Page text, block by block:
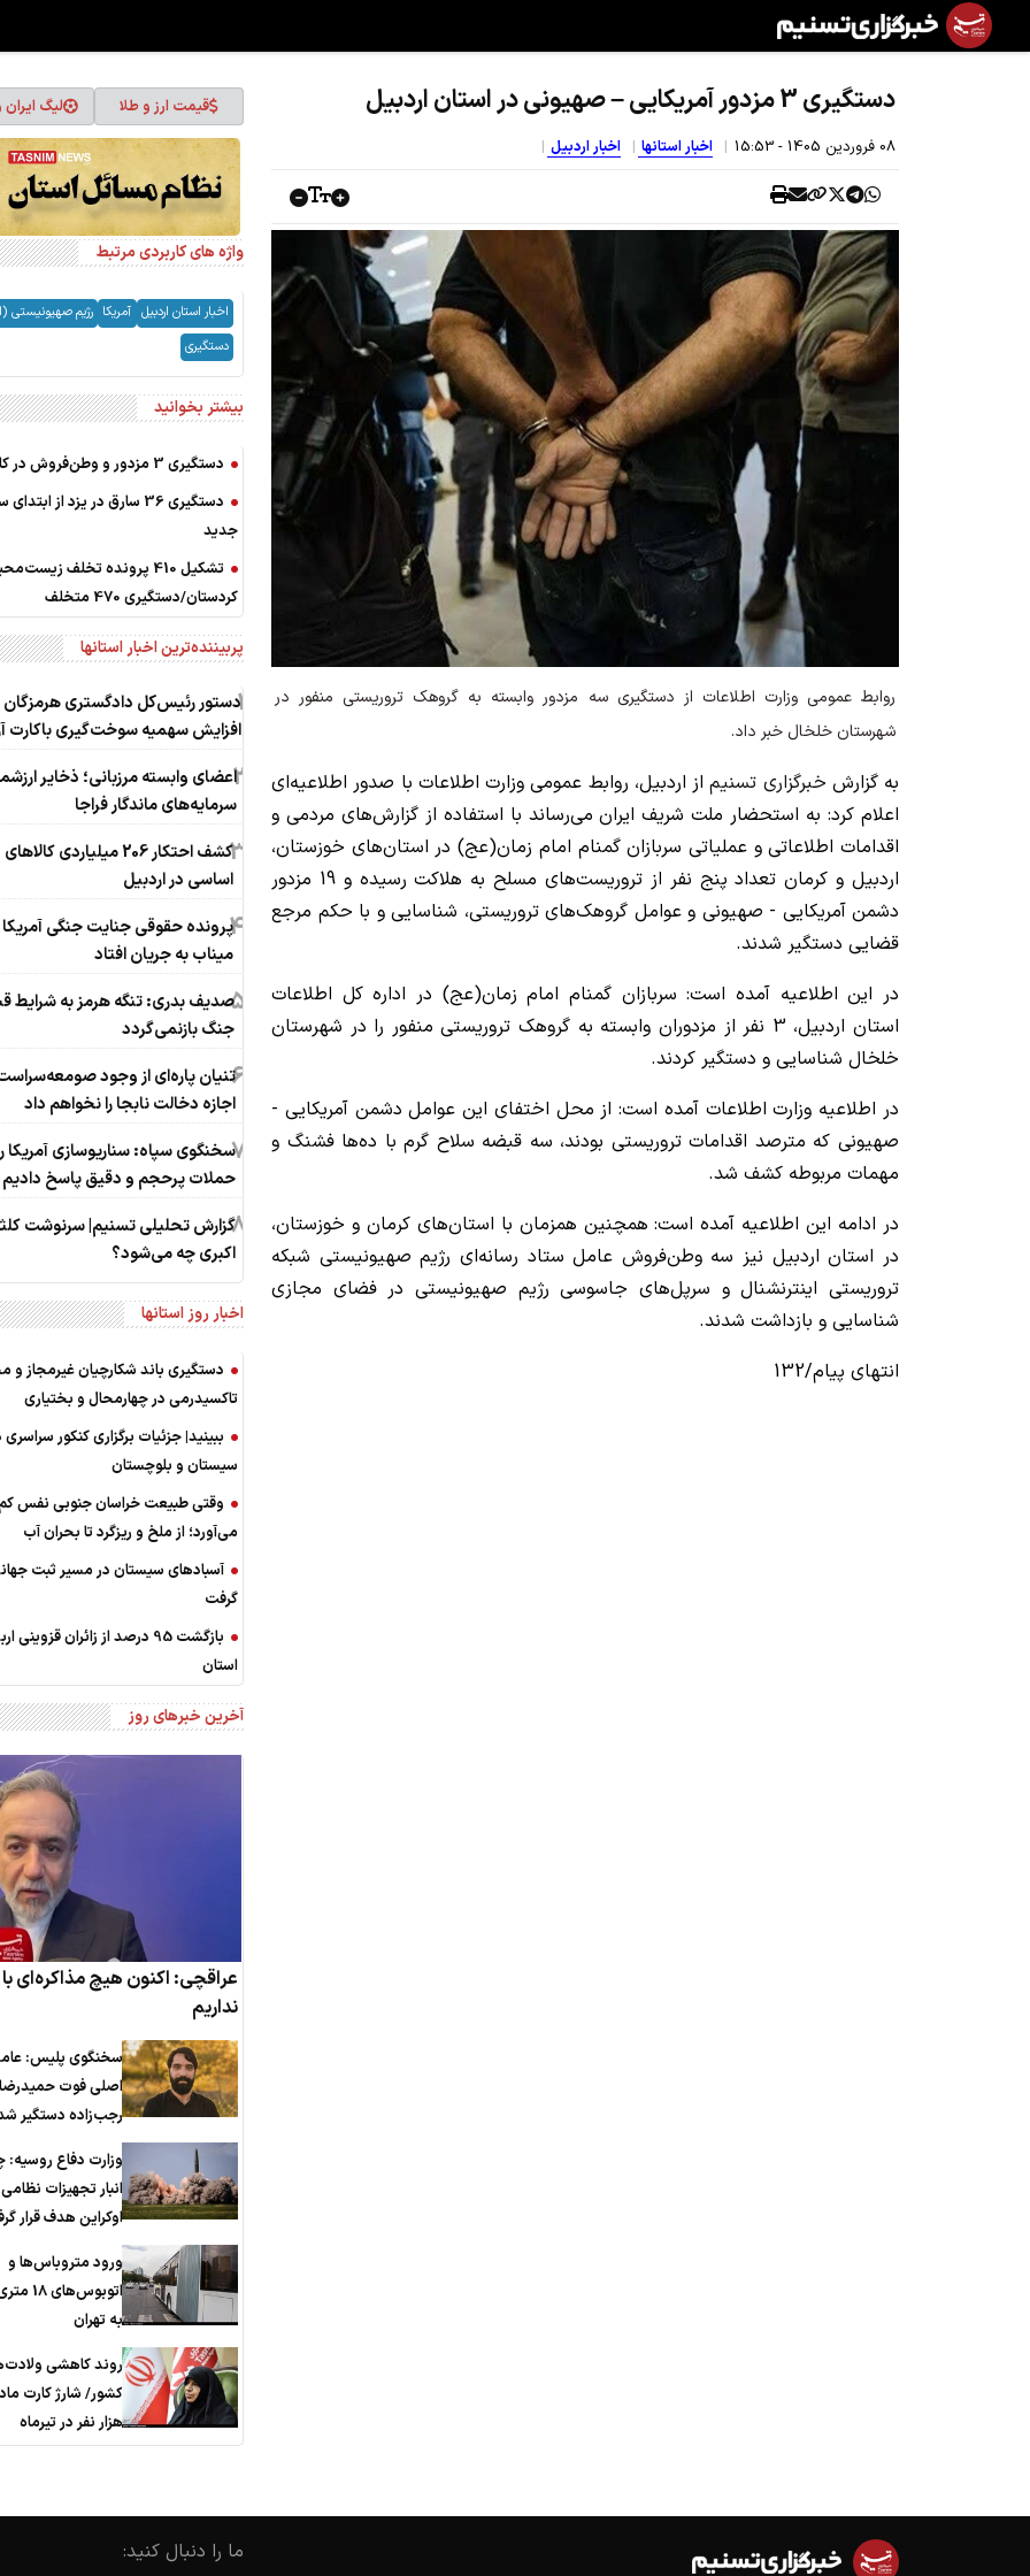
دستگیری 3 مزدور آمریکایی – صهیونی در استان اردبیل
08 فروردين 1405 - 15:53 اخبار استانها اخبار اردبیل
روابط عمومی وزارت اطلاعات از دستگیری سه مزدور وابسته به گروهک تروریستی منفور در
شهرستان خلخال خبر داد.
به گزارش خبرگزاری تسنیماز اردبیل، روابط عمومی وزارت اطلاعات با صدور اطلاعیه‌ای
اعلام کرد: به استحضار ملت شریف ایران می‌رساند با استفاده از گزارش‌های مردمی و
اقدامات اطلاعاتی و عملیاتی سربازان گمنام امام زمان(عج) در استان‌های خوزستان،
اردبیل و کرمان تعداد پنج نفر از تروریست‌های مسلح به هلاکت رسیده و 19 مزدور
دشمن آمریکایی - صهیونی و عوامل گروهک‌های تروریستی، شناسایی و با حکم مرجع
قضایی دستگیر شدند.
در این اطلاعیه آمده است: سربازان گمنام امام زمان(عج) در اداره‌ کل اطلاعات
استان اردبیل، 3 نفر از مزدوران وابسته به گروهک تروریستی منفور را در شهرستان
خلخال شناسایی و دستگیر کردند.
در اطلاعیه وزارت اطلاعات آمده است: از محل اختفای این عوامل دشمن آمریکایی -
صهیونی که مترصد اقدامات تروریستی بودند، سه قبضه سلاح گرم با ده‌ها فشنگ و
مهمات مربوطه کشف شد.
در ادامه این اطلاعیه آمده است: همچنین همزمان با استان‌های کرمان و خوزستان،
در استان اردبیل نیز سه وطن‌فروش عامل ستاد رسانه‌ای رژیم صهیونیستی شبکه
تروریستی اینترنشنال و سرپل‌های جاسوسی رژیم صهیونیستی در فضای مجازی
شناسایی و بازداشت شدند.
انتهای پیام/132
قیمت ارز و طلا لیگ
واژه های کاربردی مرتبط
اخبار استان اردبیل آمریکا رژیم صهیونیستی
دستگیری
بیشتر بخوانید
دستگیری 3 مزدور و وطن‌فروش در کاشان
دستگیری 36 سارق در یزد از
جدید
تشکیل 410 پرونده تخلف
کردستان/دستگیری 470 متخلف
پربیننده‌ترین اخبار استانها
1دستور رئیس‌کل دادگستری هرمزگان
افزایش سهمیه سوخت‌گیری باکارت
2اعضای وابسته مرزبانی؛ ذخایر
سرمایه‌های ماندگار فراجا
3
کشف احتکار 206 میلیاردی کالاهای
اساسی در اردبیل
4پرونده حقوقی جنایت جنگی آمریکا
میناب به جریان افتاد
5صدیف بدری: تنگه هرمز به شرایط
جنگ بازنمی‌گردد
6تنیان پاره‌ای از وجود
اجازه دخالت نابجا را نخواهم داد
7سخنگوی سپاه: سناریوسازی آمریکا
حملات پرحجم‌‌ و دقیق‌ پاسخ دادیم
8گزارش تحلیلی تسنیم| سرنوشت
اکبری چه می‌شود؟
اخبار روز استانها
دستگیری باند شکارچیان غیرمجاز و
تاکسیدرمی در چهارمحال و بختیاری
ببینید| جزئیات برگزاری کنکور سراسری
سیستان و بلوچستان
وقتی طبیعت خراسان جنوبی نفس
می‌آورد؛ از ملخ و ریزگرد تا بحران آب
آسبادهای سیستان در مسیر ثبت
گرفت
بازگشت 95 درصد از زائران
استان
آخرین خبرهای روز
عراقچی: اکنون هیچ مذاکره‌ای با
نداریم
سخنگوی پلیس:
اصلی فوت حمیدرضا
رجب‌زاده دستگیر
وزارت دفاع روسیه:
انبار تجهیزات
اوکراین هدف قرار
ورود متروباس‌ها و
به تهران
روند کاهشی
هزار نفر در تیرماه
ما را دنبال کنید: